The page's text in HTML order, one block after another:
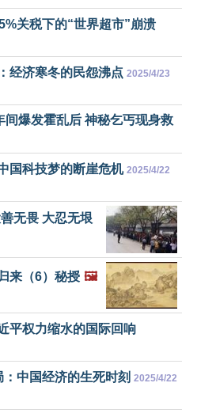
关税下的“世界超市”崩溃
经济寒冬的民怨沸点 2025/4/23
间爆发霍乱后 神秘乞丐现身救
国科技梦的断崖危机 2025/4/22
无畏 大忍无垠
来（6）秘授 🖼️
平权力缩水的国际回响
中国经济的生死时刻 2025/4/22